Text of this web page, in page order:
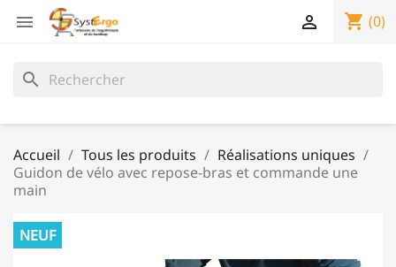
 shopping_cart (0)

search
Accueil Tous les produits
Réalisations uniques
Guidon de vélo avec repose-bras et commande une
main
NEUF